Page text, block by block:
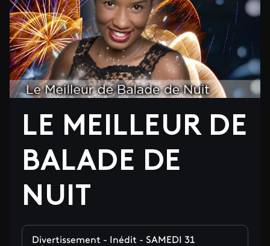
LE MEILLEUR DE
BALADE DE
NUIT
Divertissement - Inédit - SAMEDI 31